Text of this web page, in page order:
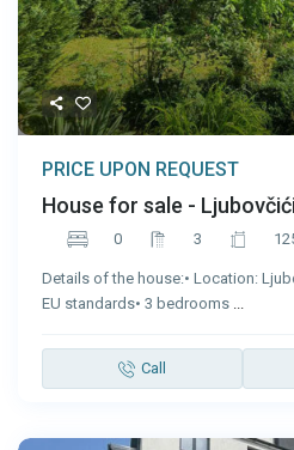
PRICE UPON REQUEST
House for sale -
0 3
Details of the house:• Location:
EU standards• 3 bedrooms ...
Call